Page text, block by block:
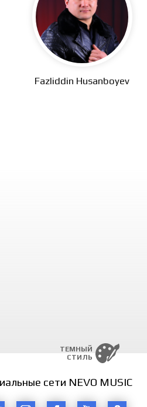
Fazliddin Husanboyev
ТЕМНЫЙ
СТИЛЬ
сети NEVO MUSIC